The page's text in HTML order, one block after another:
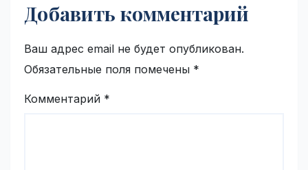
Добавить комментарий
Ваш адрес email не будет опубликован.
Обязательные поля помечены *
Комментарий *